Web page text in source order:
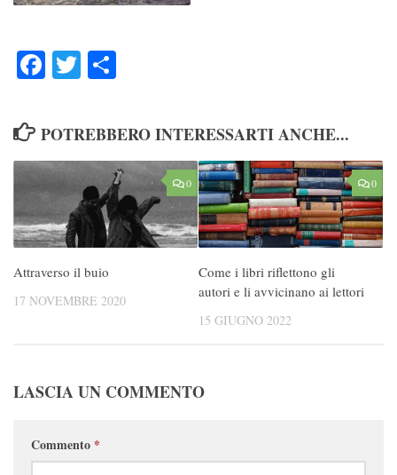
FacebookTwitter
POTREBBERO INTERESSARTI ANCHE...
0
Attraverso il buio
17 NOVEMBRE 2020
0
Come i libri riflettono gli
autori e li avvicinano ai lettori
15 GIUGNO 2022
LASCIA UN COMMENTO
Commento *